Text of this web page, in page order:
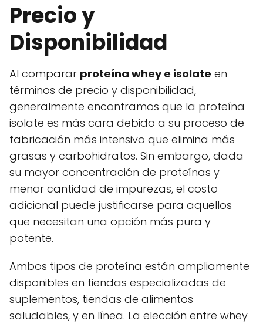
Precio y
Disponibilidad
Al comparar proteína whey e isolate en
términos de precio y disponibilidad,
generalmente encontramos que la proteína
isolate es más cara debido a su proceso de
fabricación más intensivo que elimina más
grasas y carbohidratos. Sin embargo, dada
su mayor concentración de proteínas y
menor cantidad de impurezas, el costo
adicional puede justificarse para aquellos
que necesitan una opción más pura y
potente.
Ambos tipos de proteína están ampliamente
disponibles en tiendas especializadas de
suplementos, tiendas de alimentos
saludables, y en línea. La elección entre whey